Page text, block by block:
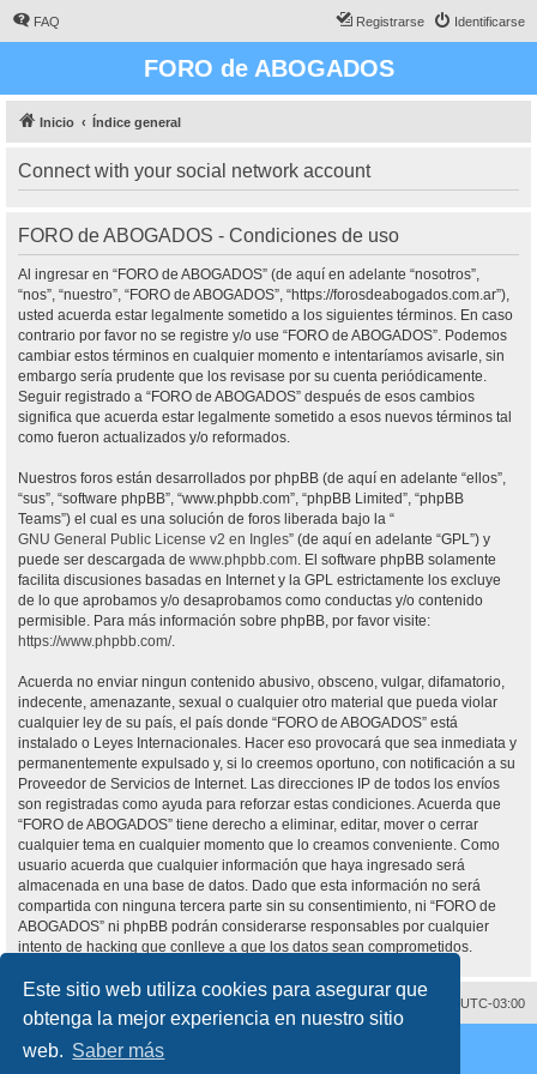
Este sitio web utiliza cookies para asegurar que
obtenga la mejor experiencia en nuestro sitio
web. Saber más
FAQ Identificarse
Registrarse
FORO de ABOGADOS
Inicio Índice general
Connect with your social network account
FORO de ABOGADOS - Condiciones de uso
Al ingresar en “FORO de ABOGADOS” (de aquí en adelante “nosotros”,
“nos”, “nuestro”, “FORO de ABOGADOS”, “https://forosdeabogados.com.ar”),
usted acuerda estar legalmente sometido a los siguientes términos. En caso
contrario por favor no se registre y/o use “FORO de ABOGADOS”. Podemos
cambiar estos términos en cualquier momento e intentaríamos avisarle, sin
embargo sería prudente que los revisase por su cuenta periódicamente.
Seguir registrado a “FORO de ABOGADOS” después de esos cambios
significa que acuerda estar legalmente sometido a esos nuevos términos tal
como fueron actualizados y/o reformados.
Nuestros foros están desarrollados por phpBB (de aquí en adelante “ellos”,
“sus”, “software phpBB”, “www.phpbb.com”, “phpBB Limited”, “phpBB
Teams”) el cual es una solución de foros liberada bajo la “
GNU General Public License v2 en Ingles” (de aquí en adelante “GPL”) y
puede ser descargada de www.phpbb.com. El software phpBB solamente
facilita discusiones basadas en Internet y la GPL estrictamente los excluye
de lo que aprobamos y/o desaprobamos como conductas y/o contenido
permisible. Para más información sobre phpBB, por favor visite:
https://www.phpbb.com/.
Acuerda no enviar ningun contenido abusivo, obsceno, vulgar, difamatorio,
indecente, amenazante, sexual o cualquier otro material que pueda violar
cualquier ley de su país, el país donde “FORO de ABOGADOS” está
instalado o Leyes Internacionales. Hacer eso provocará que sea inmediata y
permanentemente expulsado y, si lo creemos oportuno, con notificación a su
Proveedor de Servicios de Internet. Las direcciones IP de todos los envíos
son registradas como ayuda para reforzar estas condiciones. Acuerda que
“FORO de ABOGADOS” tiene derecho a eliminar, editar, mover o cerrar
cualquier tema en cualquier momento que lo creamos conveniente. Como
usuario acuerda que cualquier información que haya ingresado será
almacenada en una base de datos. Dado que esta información no será
compartida con ninguna tercera parte sin su consentimiento, ni “FORO de
ABOGADOS” ni phpBB podrán considerarse responsables por cualquier
intento de hacking que conlleve a que los datos sean comprometidos.
Todos los horarios son UTC-03:00
Borrar cookies
Desarrollado por
® Forum Software © phpBB Limited
Traducción al español porphpBB España